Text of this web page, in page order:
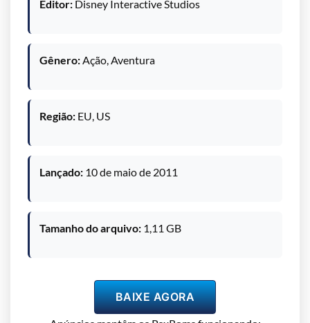
Editor: Disney Interactive Studios
Gênero:Ação, Aventura
Região: EU, US
Lançado: 10 de maio de 2011
Tamanho do arquivo: 1,11 GB
BAIXE AGORA